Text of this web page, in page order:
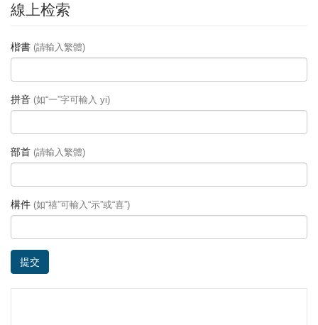
線上检索
楷書 (請輸入繁體)
拼音 (如“一”字可輸入 yi)
部首 (請輸入繁體)
構件 (如“禧”可輸入“示”或“喜”)
提交